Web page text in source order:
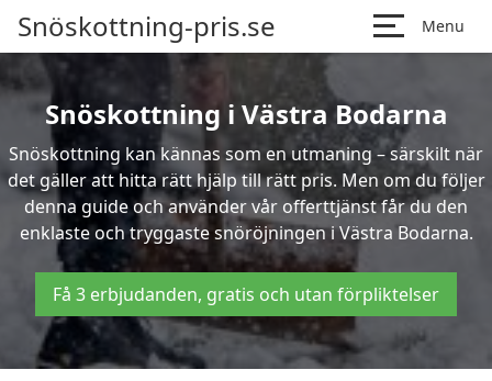
Snöskottning-pris.se Menu
Snöskottning i Västra Bodarna
Snöskottning kan kännas som en utmaning – särskilt när
det gäller att hitta rätt hjälp till rätt pris. Men om du följer
denna guide och använder vår offerttjänst får du den
enklaste och tryggaste snöröjningen i Västra Bodarna.
Få 3 erbjudanden, gratis och utan förpliktelser